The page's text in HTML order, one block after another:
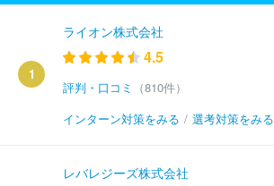
1
ライオン株式会社
4.5
評判・口コミ
（810件）
インターン対策をみる / 選考対策をみる
レバレジーズ株式会社